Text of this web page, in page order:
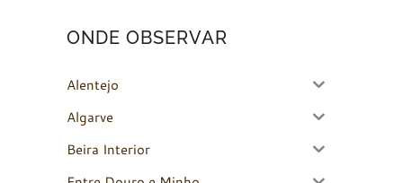
ONDE OBSERVAR
Alentejo
Algarve
Beira Interior